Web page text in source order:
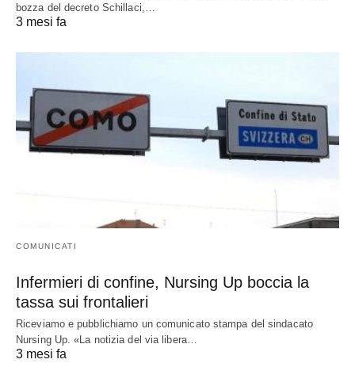
bozza del decreto Schillaci,…
3 mesi fa
COMUNICATI
Infermieri di confine, Nursing Up boccia la
tassa sui frontalieri
Riceviamo e pubblichiamo un comunicato stampa del sindacato
Nursing Up. «La notizia del via libera…
3 mesi fa